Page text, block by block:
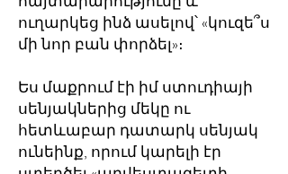
ուղարկեց ինձ ասելով՝ «կուզե՞ս
մի նոր բան փորձել»։
Ես մաքրում էի իմ ստուդիայի
սենյակներից մեկը ու
հետևաբար դատարկ սենյակ
ունեինք, որում կարելի էր